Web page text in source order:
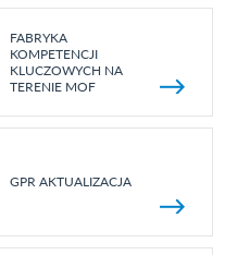
FABRYKA
KOMPETENCJI
KLUCZOWYCH NA
TERENIE MOF
GPR AKTUALIZACJA